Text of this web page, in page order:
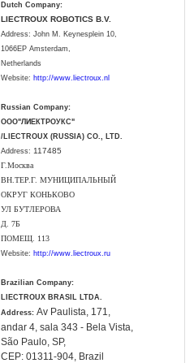
Dutch Company:
LIECTROUX ROBOTICS B.V.
Address: John M. Keynesplein 10,
1066EP Amsterdam,
Netherlands
Website: http://www.liectroux.nl
Russian Company:
ООО"ЛИЕКТРОУКС"
/LIECTROUX (RUSSIA) CO., LTD.
Address: 117485
Г.Москва
ВН.ТЕР.Г. МУНИЦИПАЛЬНЫЙ
ОКРУГ КОНЬКОВО
УЛ БУТЛЕРОВА
Д. 7Б
ПОМЕЩ. 113
Website: http://www.liectroux.ru
Brazilian Company:
LIECTROUX BRASIL LTDA.
Address: Av Paulista, 171,
andar 4, sala 343 - Bela Vista,
São Paulo, SP,
CEP: 01311-904, Brazil